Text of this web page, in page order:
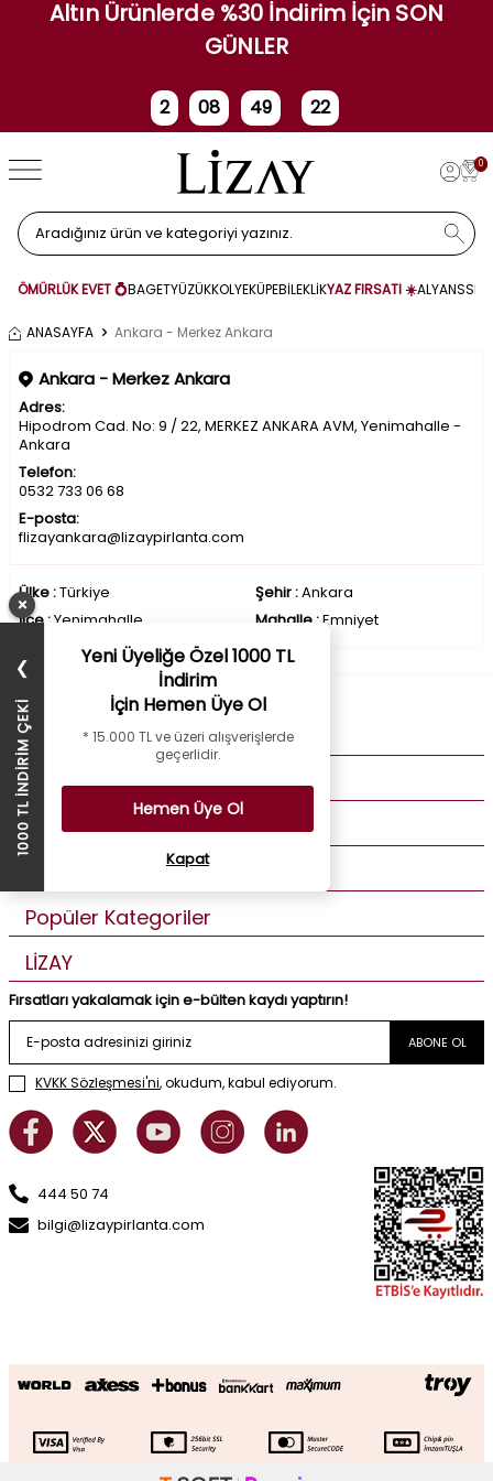
Altın Ürünlerde %30 İndirim İçin SON
GÜNLER
2
Gün
08
Saat
49 22
0
ÖMÜRLÜK EVET 💍BAGETYÜZÜKKOLYEKÜPEBİLEKLİKYAZ FIRSATI ☀️ALYANS
ANASAYFA Ankara - Merkez Ankara
Ankara - Merkez Ankara
Adres:
Hipodrom Cad. No: 9 / 22, MERKEZ ANKARA AVM, Yenimahalle -
Ankara
Telefon:
0532 733 06 68
E-posta:
flizayankara@lizaypirlanta.com
Ülke :Türkiye Şehir :Ankara
İlçe :Yenimahalle Mahalle :Emniyet
Kurumsal
Müşteri Hizmetleri
Üye Bilgilerim
Popüler Kategoriler
LİZAY
Fırsatları yakalamak için e-bülten kaydı yaptırın!
ABONE OL
KVKK Sözleşmesi'ni, okudum, kabul ediyorum.
444 50 74
bilgi@lizaypirlanta.com
×
❯
1000 TL İNDİRİM ÇEKİ
Yeni Üyeliğe Özel 1000 TL
İndirim
İçin Hemen Üye Ol
* 15.000 TL ve üzeri alışverişlerde
geçerlidir.
Hemen Üye Ol
Kapat